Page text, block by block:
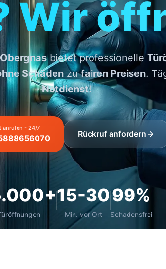
Wir
bietet professionelle
Schädenzufairen Preisen.
Notdienst!
anrufen - 24/7
Rückruf anfordern
15-30
Min. vor Ort
99%
Schadensfrei